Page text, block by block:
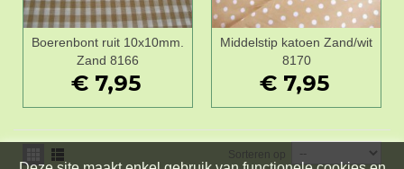
Boerenbont ruit 10x10mm.
Zand 8166
€ 7,95
Middelstip katoen Zand/wit
8170
€ 7,95
Sorteren op